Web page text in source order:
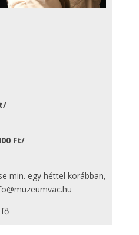
Ft/
min. egy héttel korábban,